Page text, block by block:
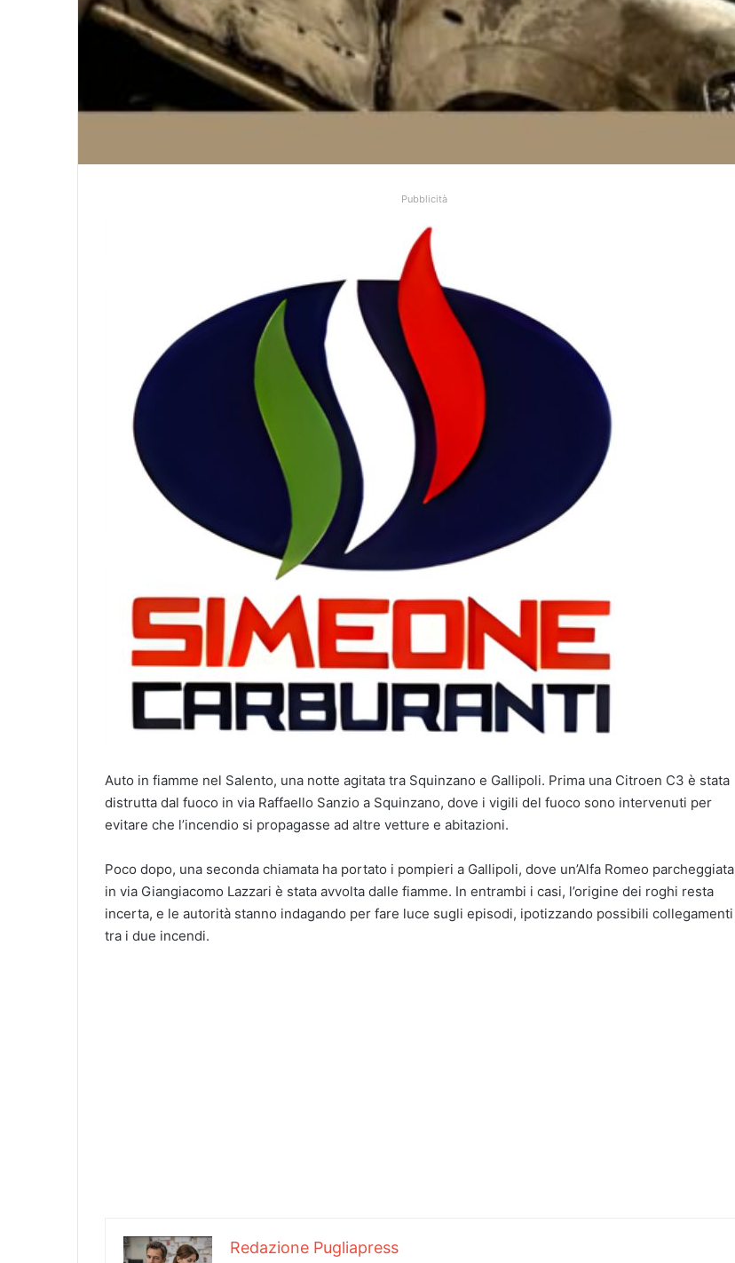
Pubblicità
Auto in fiamme nel Salento, una notte agitata tra Squinzano e Gallipoli. Prima una Citroen C3 è stata
distrutta dal fuoco in via Raffaello Sanzio a Squinzano, dove i vigili del fuoco sono intervenuti per
evitare che l’incendio si propagasse ad altre vetture e abitazioni.
Poco dopo, una seconda chiamata ha portato i pompieri a Gallipoli, dove un’Alfa Romeo parcheggiata
in via Giangiacomo Lazzari è stata avvolta dalle fiamme. In entrambi i casi, l’origine dei roghi resta
incerta, e le autorità stanno indagando per fare luce sugli episodi, ipotizzando possibili collegamenti
tra i due incendi.
Redazione Pugliapress